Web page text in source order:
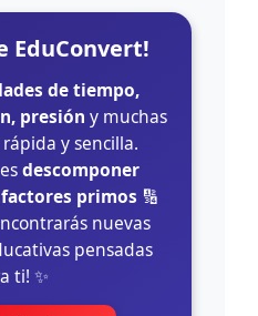
EduConvert!
de tiempo,
presión y muchas
y sencilla.
descomponer
primos 🔢
nuevas
pensadas
ti! ✨